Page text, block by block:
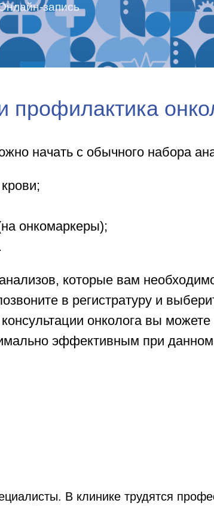
запись
профилактика
начать с обычного набора
онкомаркеры);
которые вам
в регистратуру и
онколога вы
эффективным при
В клинике трудятся